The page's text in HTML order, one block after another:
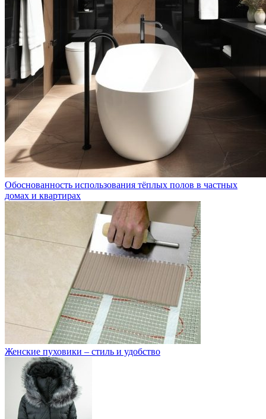
Обоснованность использования тёплых полов в частных
домах и квартирах
Женские пуховики – стиль и удобство